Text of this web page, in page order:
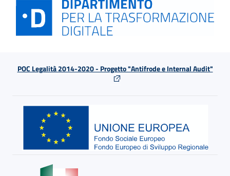
POC Legalità 2014-2020 - Progetto "Antifrode e Internal Audit"